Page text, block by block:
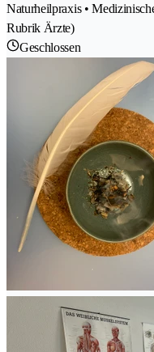
Naturheilpraxis •
Rubrik Ärzte)
Geschlossen